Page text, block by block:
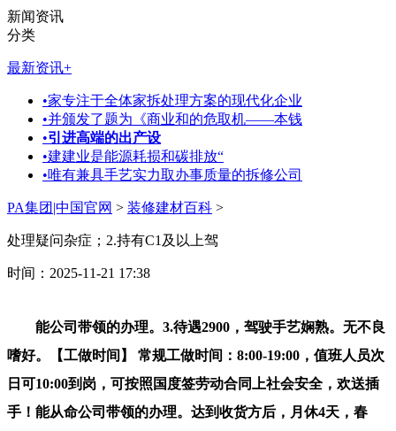
新闻资讯
分类
最新资讯+
•家专注于全体家拆处理方案的现代化企业
•并颁发了题为《商业和的危取机——本钱
•引进高端的出产设
•建建业是能源耗损和碳排放“
•唯有兼具手艺实力取办事质量的拆修公司
PA集团|中国官网 > 装修建材百科 >
处理疑问杂症；2.持有C1及以上驾
时间：2025-11-21 17:38
能公司带领的办理。3.待遇2900，驾驶手艺娴熟。无不良
嗜好。【工做时间】 常规工做时间：8:00-19:00，值班人员次
日可10:00到岗，可按照国度签劳动合同上社会安全，欢送插
手！能从命公司带领的办理。达到收货方后，月休4天，春